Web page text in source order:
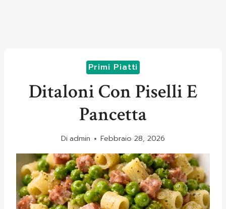
Primi Piatti
Ditaloni Con Piselli E
Pancetta
Di admin Febbraio 28, 2026